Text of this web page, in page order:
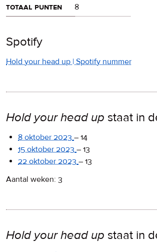
totaal punten
8
Spotify
Hold your head up | Spotify nummer
Hold your head up staat in
8 oktober 2023 – 14
15 oktober 2023 – 13
22 oktober 2023 – 13
Aantal weken: 3
Hold your head up staat in